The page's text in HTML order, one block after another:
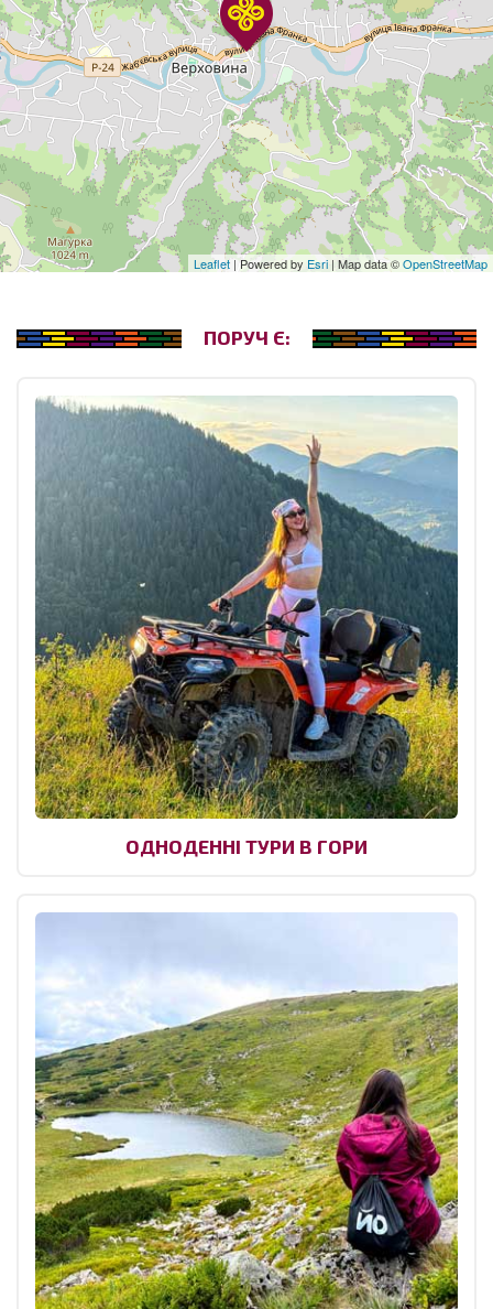
Leaflet | Powered by Esri | Map data ©OpenStreetMap
ПОРУЧ Є:
ОДНОДЕННІ ТУРИ В ГОРИ